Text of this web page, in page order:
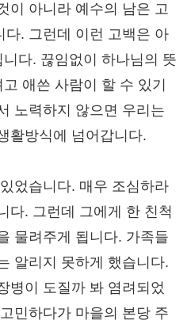
이 아니라 예수의 남은 고
다. 그런데 이런 고백은 아
다. 끊임없이 하나님의 뜻
애쓴 사람이 할 수 있기
노력하지 않으면 우리는
활방식에 넘어갑니다.
었습니다. 매우 조심하라
다. 그런데 그에게 한 친척
물려주게 됩니다. 가족들
알리지 못하게 했습니다.
병이 도질까 봐 염려되었
민하다가 마을의 본당 주